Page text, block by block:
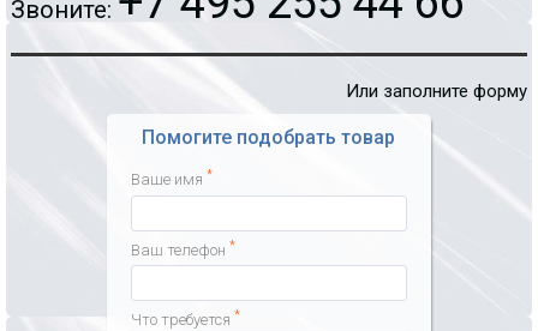
Звоните:
Или заполните форму
Помогите подобрать товар
Ваше имя *
Ваш телефон *
Что требуется *